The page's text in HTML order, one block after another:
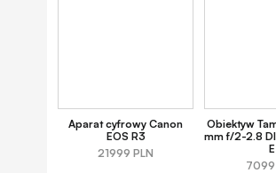
Aparat cyfrowy Canon
EOS R3
21999 PLN
Obiektyw
mm f/2-2.8 DI
E
7099